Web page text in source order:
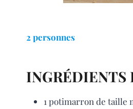
2 personnes
INGRÉDIENTS
1 potimarron de taille